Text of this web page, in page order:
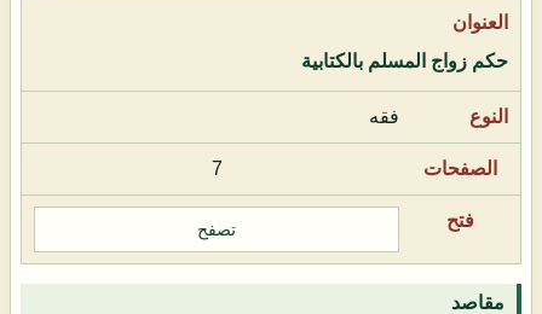
حكم زواج المسلم بالكتابية
فقه
7
تصفح
مقاصد